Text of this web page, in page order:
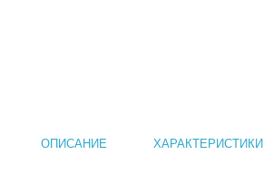
ОПИСАНИЕ ХАРАКТЕРИСТИКИ